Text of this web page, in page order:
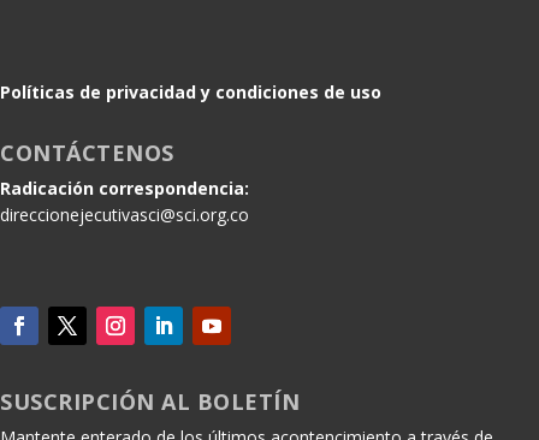
Políticas de privacidad y condiciones de uso
CONTÁCTENOS
Radicación correspondencia:
direccionejecutivasci@sci.org.co
SUSCRIPCIÓN AL BOLETÍN